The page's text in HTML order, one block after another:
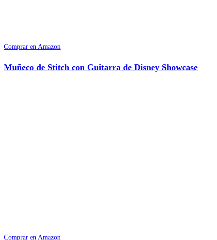
Comprar en Amazon
Muñeco de Stitch con Guitarra de Disney Showcase
Comprar en Amazon